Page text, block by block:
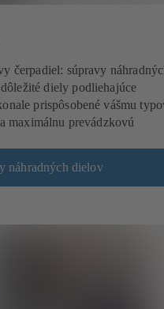
čerpadiel: súpravy
diely podliehajúce
prispôsobené vášmu
maximálnu prevádzkovú
náhradných dielov